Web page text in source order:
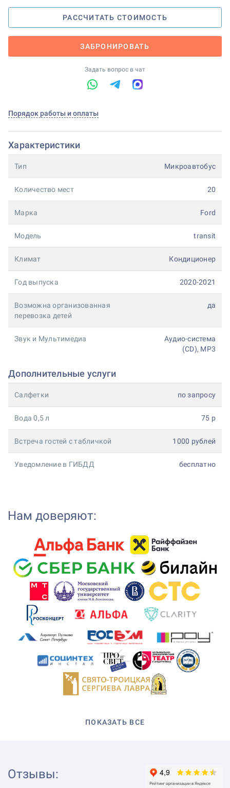
РАССЧИТАТЬ СТОИМОСТЬ
ЗАБРОНИРОВАТЬ
Задать вопрос в чат
Порядок работы и оплаты
Характеристики
Тип Микроавтобус
Количество мест 20
Марка Ford
Модель transit
Климат Кондиционер
Год выпуска 2020-2021
Возможна организованная
перевозка детей
да
Звук и Мультимедиа
Аудио-система
(CD), MP3
Дополнительные услуги
Салфетки по запросу
Вода 0,5 л 75 р
Встреча гостей с табличкой 1000 рублей
Уведомление в ГИБДД бесплатно
Нам доверяют:
ПОКАЗАТЬ ВСЕ
Отзывы: